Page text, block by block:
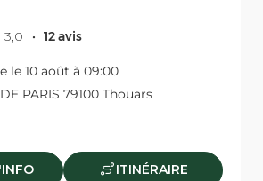
3,0 12 avis
le 10 août à 09:00
PARIS 79100 Thouars
ITINÉRAIRE